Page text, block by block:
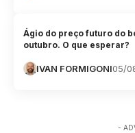
Ágio do preço futuro do
outubro. O que esperar?
IVAN FORMIGONI05/
-